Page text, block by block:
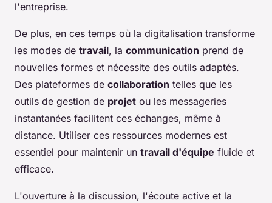
l'entreprise.
De plus, en ces temps où la digitalisation transforme
les modes de travail, la communication prend de
nouvelles formes et nécessite des outils adaptés.
Des plateformes de collaboration telles que les
outils de gestion de projet ou les messageries
instantanées facilitent ces échanges, même à
distance. Utiliser ces ressources modernes est
essentiel pour maintenir un travail d'équipe fluide et
efficace.
L'ouverture à la discussion, l'écoute active et la